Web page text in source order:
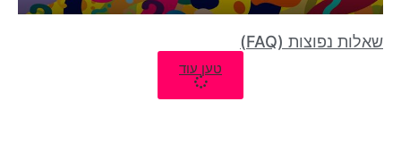
שאלות נפוצות (FAQ)
טען עוד